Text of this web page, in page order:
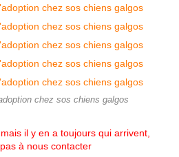
chez sos chiens galgos
il y en a toujours qui arrivent,
à nous contacter